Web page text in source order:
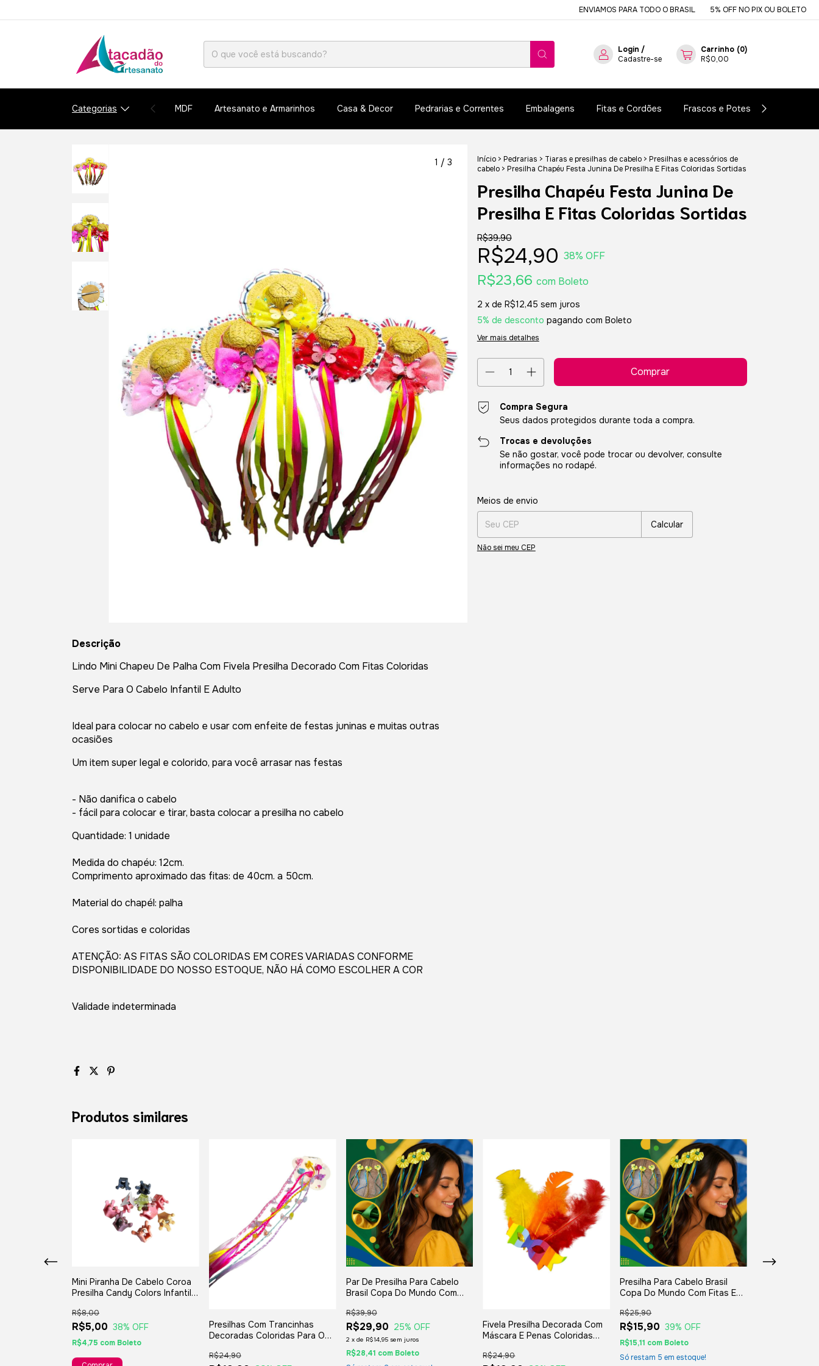
ENVIAMOS PARA TODO O BRASIL 5% OFF NO PIX OU BOLETO
Login /
Cadastre-se
Carrinho (0)
R$0,00
Categorias MDF Artesanato e Armarinhos Casa & Decor Pedrarias e Correntes Embalagens Fitas e Cordões Frascos e Potes
1 / 3 Início > Pedrarias > Tiaras e presilhas de cabelo > Presilhas e acessórios de
cabelo > Presilha Chapéu Festa Junina De Presilha E Fitas Coloridas Sortidas
Presilha Chapéu Festa Junina De
Presilha E Fitas Coloridas Sortidas
R$39,90
R$24,90 38% OFF
R$23,66 com Boleto
2 x de R$12,45 sem juros
5% de desconto pagando com Boleto
Ver mais detalhes
Compra Segura
Seus dados protegidos durante toda a compra.
Trocas e devoluções
Se não gostar, você pode trocar ou devolver, consulte
informações no rodapé.
Entregas para o CEP:
Meios de envio
Calcular
Não sei meu CEP
Descrição
Lindo Mini Chapeu De Palha Com Fivela Presilha Decorado Com Fitas Coloridas
Serve Para O Cabelo Infantil E Adulto
Ideal para colocar no cabelo e usar com enfeite de festas juninas e muitas outras
ocasiões
Um item super legal e colorido, para você arrasar nas festas
- Não danifica o cabelo
- fácil para colocar e tirar, basta colocar a presilha no cabelo
Quantidade: 1 unidade
Medida do chapéu: 12cm.
Comprimento aproximado das fitas: de 40cm. a 50cm.
Material do chapél: palha
Cores sortidas e coloridas
ATENÇÃO: AS FITAS SÃO COLORIDAS EM CORES VARIADAS CONFORME
DISPONIBILIDADE DO NOSSO ESTOQUE, NÃO HÁ COMO ESCOLHER A COR
Validade indeterminada
Produtos similares
Mini Piranha De Cabelo Coroa
Presilha Candy Colors Infantil E
R$5,00
R$8,00
38% OFF
R$4,75 com Boleto
Presilhas Com Trancinhas
Decoradas Coloridas Para O
Unidades - Carnaval E Festas
R$24,90
Par De Presilha Para Cabelo
Brasil Copa Do Mundo Com
R$29,90
R$39,90
25% OFF
2 x de R$14,95 sem juros
R$28,41 com Boleto
Fivela Presilha Decorada Com
Máscara E Penas Coloridas
- Carnaval E Festas
R$24,90
Presilha Para Cabelo Brasil
Copa Do Mundo Com Fitas E
R$15,90
R$25,90
39% OFF
R$15,11 com Boleto
Só restam 5 em estoque!